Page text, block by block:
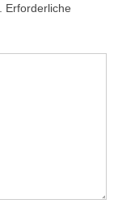
Erforderliche